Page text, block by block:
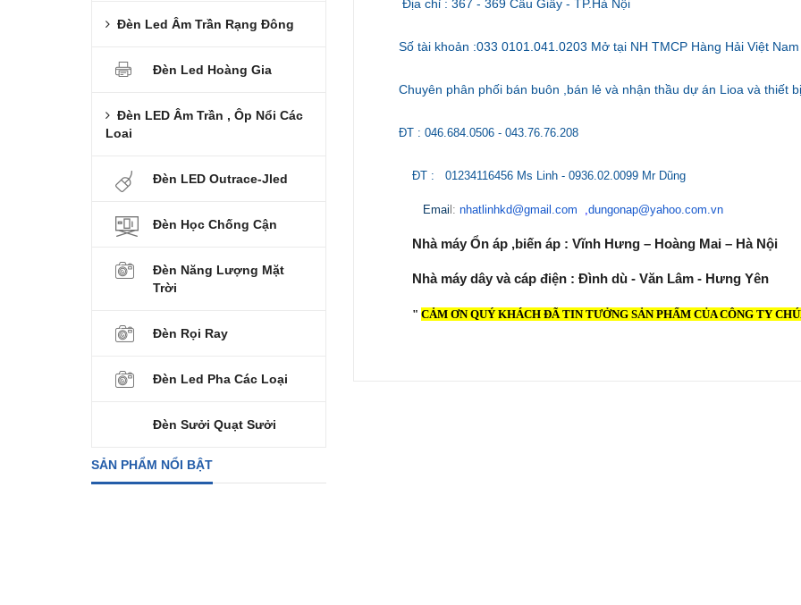
Đèn Led Âm Trần Rạng Đông
Đèn Led Hoàng Gia
Đèn LED Âm Trần , Ôp Nổi Các
Loai
Đèn LED Outrace-Jled
Đèn Học Chống Cận
Đèn Năng Lượng Mặt
Trời
Đèn Rọi Ray
Đèn Led Pha Các Loại
Đèn Sưởi Quạt Sưởi
SẢN PHẨM NỔI BẬT
Địa chỉ : 367 - 369 Cầu Giấy - TP.Hà Nội
Số tài khoản :033 0101.041.0203 Mở tại NH TMCP Hàng Hải Việt
Chuyên phân phối bán buôn ,bán lẻ và nhận thầu dự án Lioa và thiết
ĐT : 046.684.0506 - 043.76.76.208
ĐT : 01234116456 Ms Linh - 0936.02.0099 Mr Dũng
Emai l: nhatlinhkd@gmail.com ,dungonap@yahoo.com.vn
Nhà máy Ổn áp ,biến áp : Vĩnh Hưng – Hoàng Mai – Hà Nội
Nhà máy dây và cáp điện : Đình dù - Văn Lâm - Hưng Yên
" CẢM ƠN QUÝ KHÁCH ĐÃ TIN TƯỞNG SẢN PHẨM CỦA CÔNG TY